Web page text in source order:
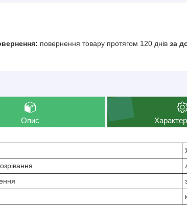
повернення товару протягом 120 днів за
Опис